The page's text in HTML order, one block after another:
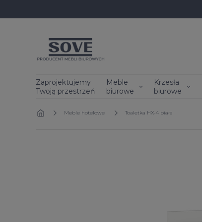
Zaprojektujemy
Twoją przestrzeń
Meble
biurowe
Krzesła
biurowe
» Meble hotelowe » Toaletka HX-4 biała